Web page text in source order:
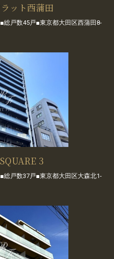
ット西蒲田
総戸数45戸■東京都大田区西蒲田8-
3
総戸数37戸■東京都大田区大森北1-